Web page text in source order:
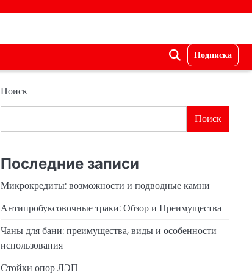
Подписка
Поиск
Поиск
Последние записи
Микрокредиты: возможности и подводные камни
Антипробуксовочные траки: Обзор и Преимущества
Чаны для бани: преимущества, виды и особенности
использования
Стойки опор ЛЭП